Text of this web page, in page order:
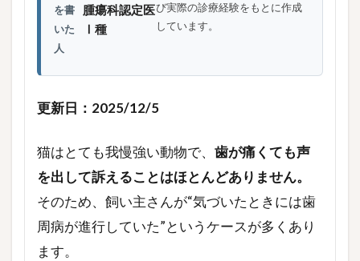
を書
いた
人
腫瘍科認定医
Ⅰ種
び実際の診療経験をもとに作成
しています。
更新日：2025/12/5
猫はとても我慢強い動物で、 歯が痛くても声
を出して訴えることはほとんどありません。
そのため、飼い主さんが“気づいたときには歯
周病が進行していた”というケースが多くあり
ます。